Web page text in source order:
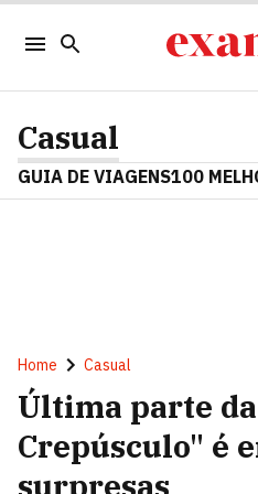
Casual
GUIA DE VIAGENS100
Home Casual
Última parte
Crepúsculo" é
surpresas